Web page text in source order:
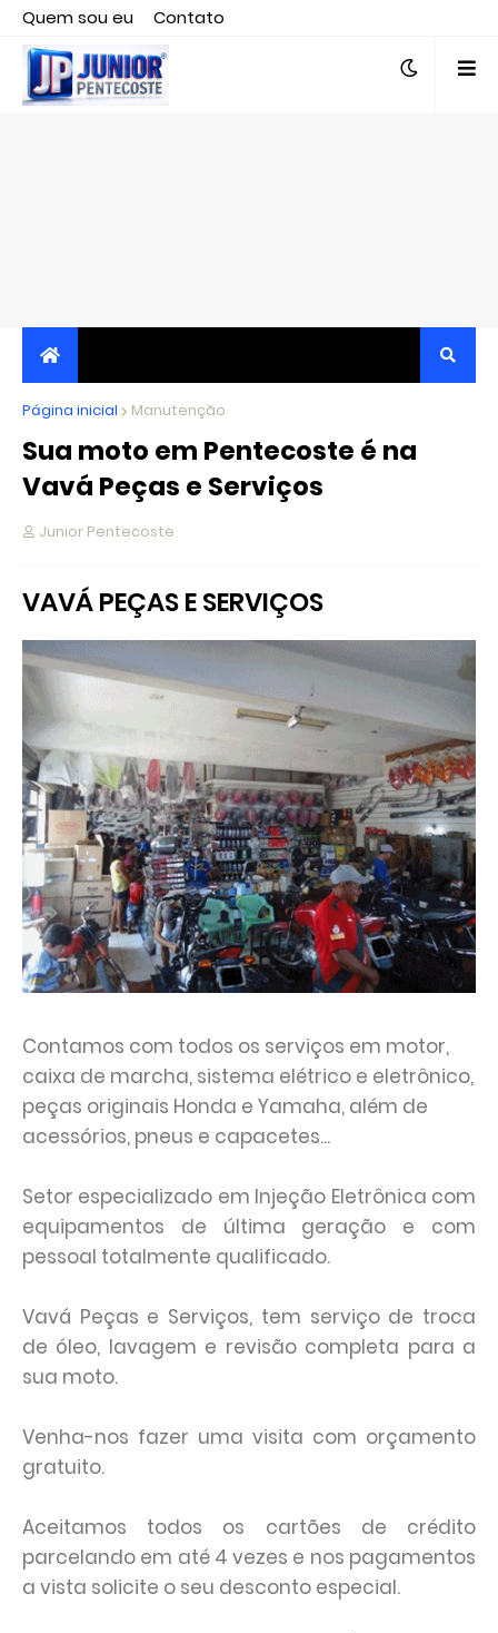
Quem sou eu
Contato
Editor responsável, jornalista Clovis Almeida.
JORNALISMO INDEPENDENTE, TRANSPARENTE E
CRÍTICO
Página inicial Manutenção
Sua moto em Pentecoste é na
Vavá Peças e Serviços
Junior Pentecoste
VAVÁ PEÇAS E SERVIÇOS
Contamos com todos os serviços em motor,
caixa de marcha, sistema elétrico e eletrônico,
peças originais Honda e Yamaha, além de
acessórios, pneus e capacetes...
Setor especializado em Injeção Eletrônica com
equipamentos de última geração e com
pessoal totalmente qualificado.
Vavá Peças e Serviços, tem serviço de troca
de óleo, lavagem e revisão completa para a
sua moto.
Venha-nos fazer uma visita com orçamento
gratuito.
Aceitamos todos os cartões de crédito
parcelando em até 4 vezes e nos pagamentos
a vista solicite o seu desconto especial.